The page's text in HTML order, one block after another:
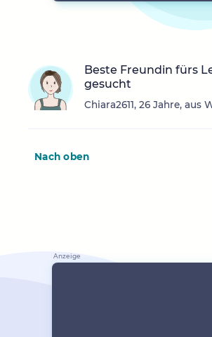
Beste Freundin fürs
gesucht
Chiara2611, 26 Jahre, aus
Nach oben